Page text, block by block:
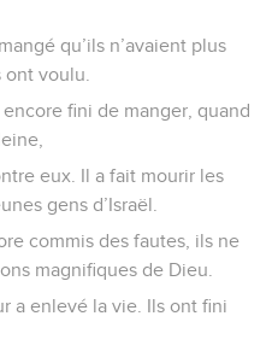
qu’ils n’avaient plus
ont voulu.
encore fini de manger, quand
eux. Il a fait mourir les
gens d’Israël.
commis des fautes, ils ne
magnifiques de Dieu.
a enlevé la vie. Ils ont fini